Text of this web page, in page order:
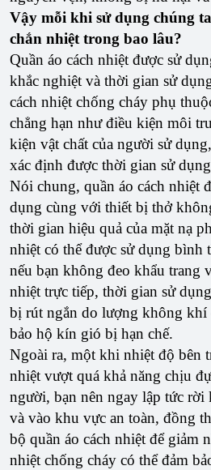
Vậy mỗi khi sử dụng chúng
chắn nhiệt trong bao lâu?
Quần áo cách nhiệt được sử
khắc nghiệt và thời gian sử
cách nhiệt chống cháy phụ
chẳng hạn như điều kiện môi
kiện vật chất của người sử
xác định được thời gian sử
Nói chung, quần áo cách nhiệt
dụng cùng với thiết bị thở
thời gian hiệu quả của mặt nạ
nhiệt có thể được sử dụng bình
nếu bạn không đeo khẩu trang
nhiệt trực tiếp, thời gian sử
bị rút ngắn do lượng không khí
bảo hộ kín gió bị hạn chế.
Ngoài ra, một khi nhiệt độ bên
nhiệt vượt quá khả năng chịu
người, bạn nên ngay lập tức
và vào khu vực an toàn, đồng
bộ quần áo cách nhiệt để giảm
nhiệt chống cháy có thể đảm